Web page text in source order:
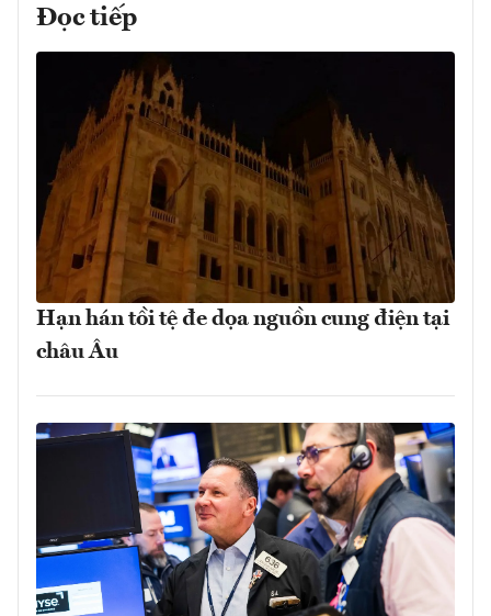
Đọc tiếp
Hạn hán tồi tệ đe dọa nguồn cung điện tại
châu Âu